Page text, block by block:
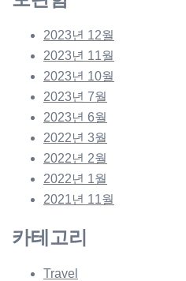
2023년 12월
2023년 11월
2023년 10월
2023년 7월
2023년 6월
2022년 3월
2022년 2월
2022년 1월
2021년 11월
카테고리
Travel